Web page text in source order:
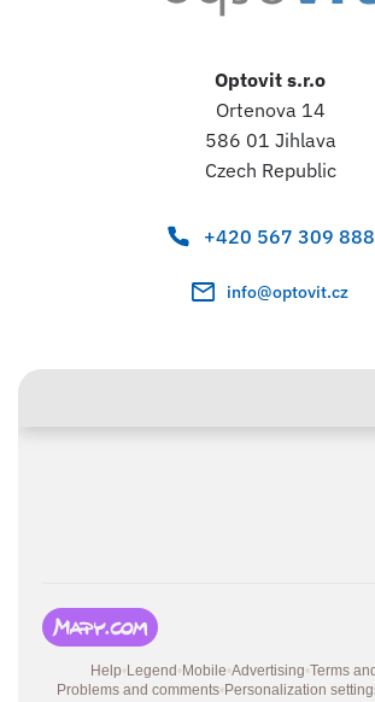
Optovit s.r.o
Ortenova 14
586 01 Jihlava
Czech Republic
+420 567 309 888
info@optovit.cz